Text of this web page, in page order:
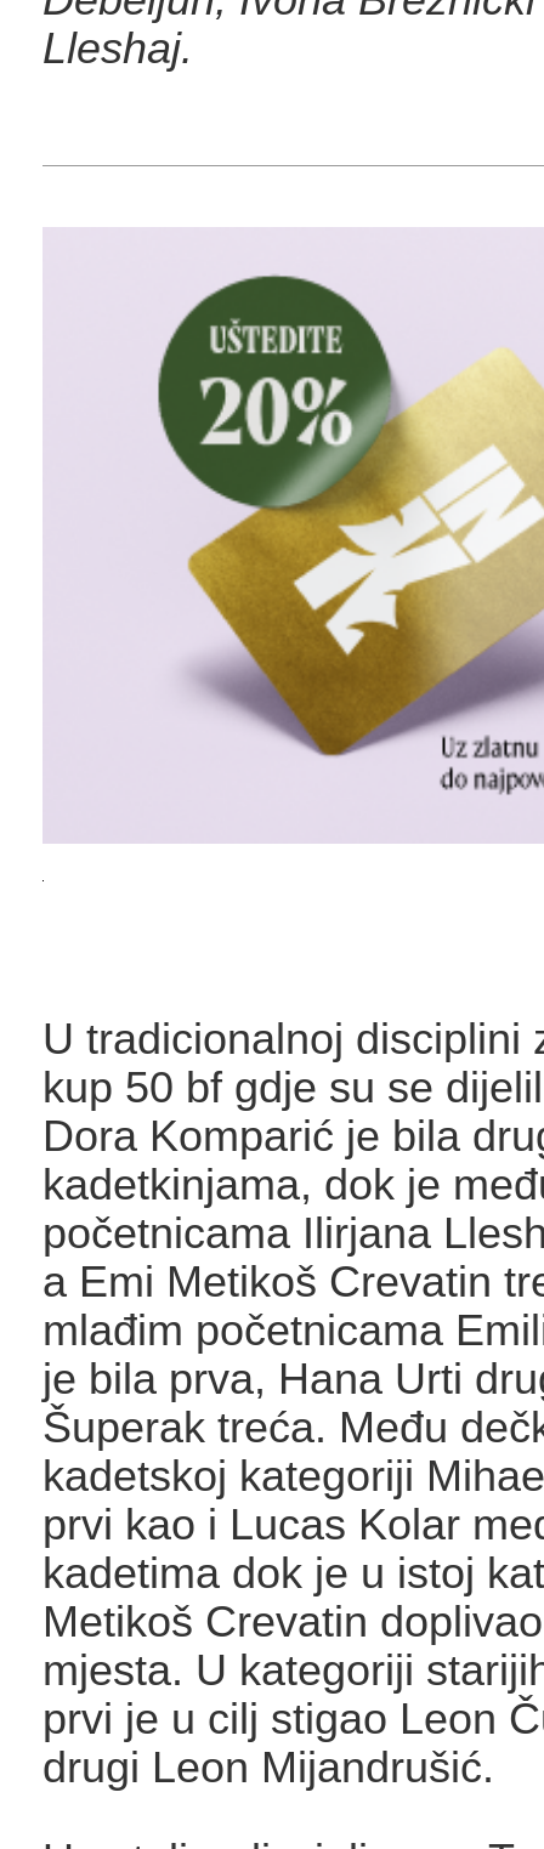
Lleshaj.
U tradicionalnoj disciplini
kup 50 bf gdje su se
Dora Komparić je bila
kadetkinjama, dok je
početnicama Ilirjana
a Emi Metikoš Crevatin
mlađim početnicama
je bila prva, Hana Urti
Šuperak treća. Među
kadetskoj kategoriji
prvi kao i Lucas Kolar
kadetima dok je u istoj
Metikoš Crevatin
mjesta. U kategoriji
prvi je u cilj stigao Leon
drugi Leon Mijandrušić.